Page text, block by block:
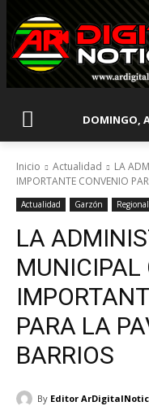
DOMINGO,
Inicio Actualidad
LA
IMPORTANTE CONVENIO
Actualidad Garzón Regional
LA
MUNICIPAL
PARA LA
BARRIOS
By Editor